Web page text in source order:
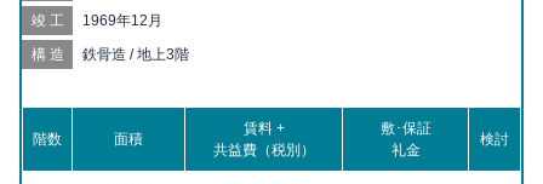
分
竣工 1969年12月
構造 鉄骨造 / 地上3階
階数 面積
賃料 +
共益費（税別）
敷･保証
礼金
検討